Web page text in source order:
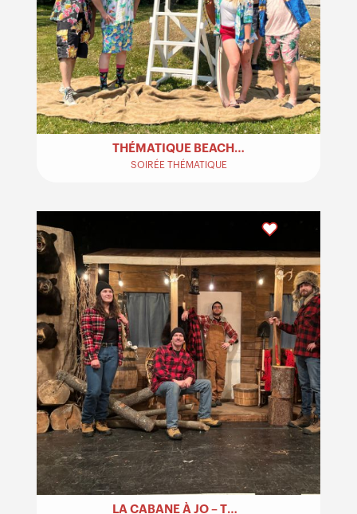
THÉMATIQUE BEACH PARTY
SOIRÉE THÉMATIQUE
LA CABANE À JO – THÉMATIQUE BÛCHERON